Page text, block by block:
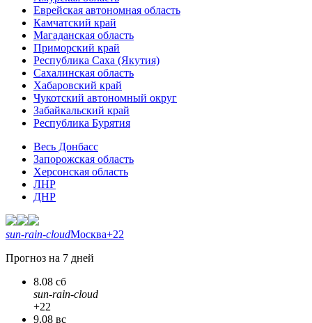
Еврейская автономная область
Камчатский край
Магаданская область
Приморский край
Республика Саха (Якутия)
Сахалинская область
Хабаровский край
Чукотский автономный округ
Забайкальский край
Республика Бурятия
Весь Донбасс
Запорожская область
Херсонская область
ЛНР
ДНР
sun-rain-cloudМосква+22
Прогноз на 7 дней
8.08 сб
sun-rain-cloud
+22
9.08 вс